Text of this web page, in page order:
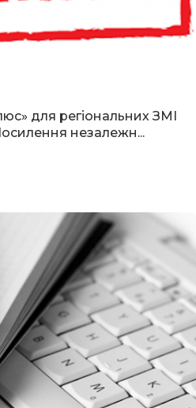
для регіональних ЗМІ
незалежн...